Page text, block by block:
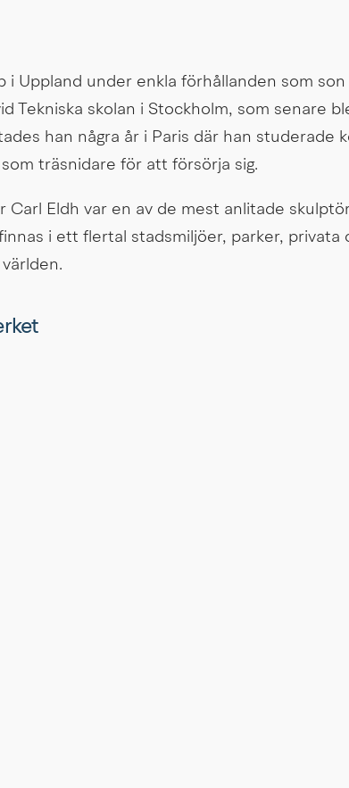
i Uppland under enkla förhållanden som
Tekniska skolan i Stockholm, som senare
han några år i Paris där han studerade
träsnidare för att försörja sig.
Carl Eldh var en av de mest anlitade
i ett flertal stadsmiljöer, parker, privata